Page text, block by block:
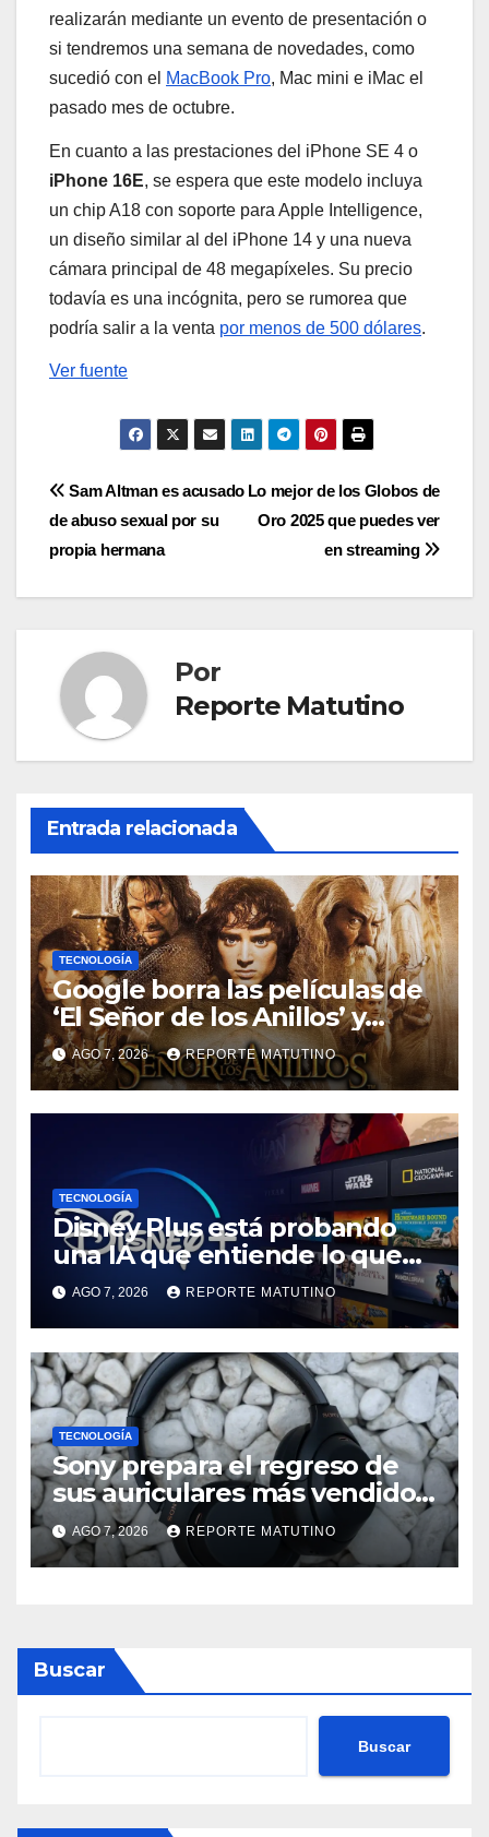
realizarán mediante un evento de presentación o
si tendremos una semana de novedades, como
sucedió con el MacBook Pro, Mac mini e iMac el
pasado mes de octubre.
En cuanto a las prestaciones del iPhone SE 4 o
iPhone 16E, se espera que este modelo incluya
un chip A18 con soporte para Apple Intelligence,
un diseño similar al del iPhone 14 y una nueva
cámara principal de 48 megapíxeles. Su precio
todavía es una incógnita, pero se rumorea que
podría salir a la venta por menos de 500 dólares.
Ver fuente
Navegación
de
entradas
Lo mejor de los Globos de
Oro 2025 que puedes ver
en streaming
Sam Altman es acusado
de abuso sexual por su
propia hermana
Por
Reporte Matutino
Entrada relacionada
TECNOLOGÍA
Google borra las películas de
‘El Señor de los Anillos’ y
reabre el debate sobre la
propiedad digital
AGO 7, 2026 REPORTE MATUTINO
TECNOLOGÍA
Disney Plus está probando
una IA que entiende lo que
quieres ver
AGO 7, 2026 REPORTE MATUTINO
TECNOLOGÍA
Sony prepara el regreso de
sus auriculares más vendidos,
ahora más baratos
AGO 7, 2026 REPORTE MATUTINO
Buscar
Buscar